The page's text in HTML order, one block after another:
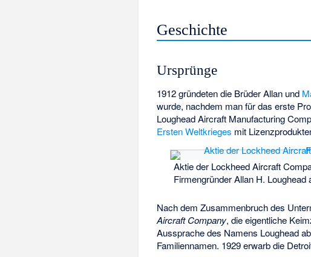
Geschichte
Ursprünge
1912 gründeten die BrüderAllan und
wurde, nachdem man für das erste
Loughead Aircraft Manufacturing
Ersten Weltkrieges mit
Aktie der Lockheed Aircraft
Firmengründer Allan H. Loughead
Nach dem Zusammenbruch des
Aircraft Company, die eigentliche
Aussprache des Namens Loughead
Familiennamen. 1929 erwarb die